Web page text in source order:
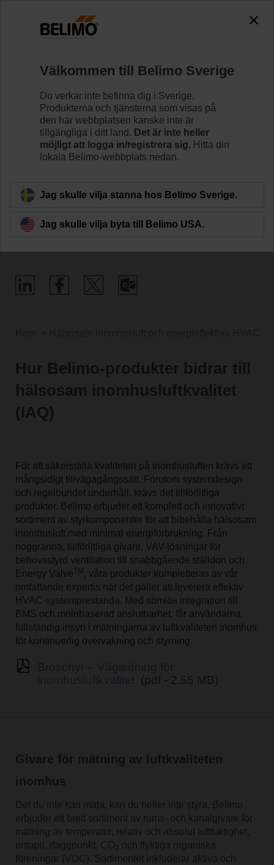
Produkter för god
inomhusluftkvalitet
Hur Belimo-produkter bidrar till
hälsosam inomhusluftkvalitet
(IAQ)
För att säkerställa kvaliteten på inomhusluften krävs ett
mångsidigt tillvägagångssätt. Förutom systemdesign
och regelbundet underhåll, krävs det tillförlitliga
produkter. Belimo erbjuder ett komplett och innovativt
sortiment av styrkomponenter för att bibehålla hälsosam
inomhusluft med minimal energiförbrukning. Från
noggranna, tillförlitliga givare, VAV-lösningar för
behovsstyrd ventilation till snabbgående ställdon och
Energy ValveTM , våra produkter kompletteras av vår
omfattande expertis när det gäller att leverera effektiv
HVAC-systemprestanda. Med sömlös integration till
BMS och molnbaserad anslutbarhet, får användarna
fullständig insyn i mätningarna av luftkvaliteten inomhus
för kontinuerlig övervakning och styrning.
(pdf - 2,55 MB)
Givare för mätning av luftkvaliteten
inomhus
Det du inte kan mäta, kan du heller inte styra. Belimo
erbjuder ett brett sortiment av rums- och kanalgivare för
mätning av temperatur, relativ och absolut luftfuktighet,
entapli, daggpunkt, CO
och flyktiga organiska
föreningar (VOC). Sortimentet inkluderar aktiva och
Välkommen till Belimo Sverige
Du verkar inte befinna dig i Sverige.
Produkterna och tjänsterna som visas på
den här webbplatsen kanske inte är
tillgängliga i ditt land. Det är inte heller
möjligt att logga in/registrera sig. Hitta din
lokala Belimo-webbplats nedan.
Jag skulle vilja stanna hos Belimo Sverige.
Jag skulle vilja byta till Belimo USA.